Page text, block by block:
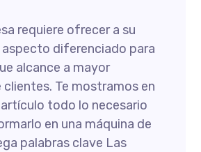
requiere ofrecer a su
aspecto diferenciado para
alcance a mayor
Te mostramos en
todo lo necesario
en una máquina de
palabras clave Las